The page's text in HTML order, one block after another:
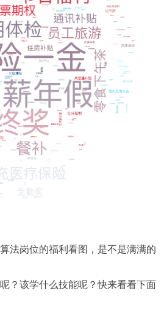
法岗位的福利看图，是不是满满的
？该学什么技能呢？快来看看下面